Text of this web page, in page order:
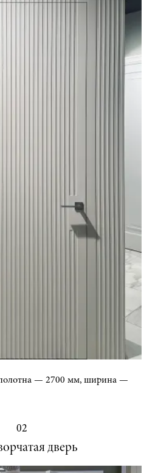
— 2700 мм, ширина —
02
дверь